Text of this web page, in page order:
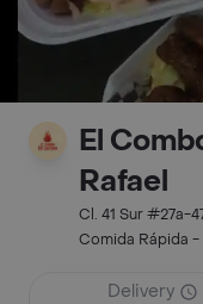
El
Rafael
Cl. 41 Sur #27a-
Comida Rápida
Delivery